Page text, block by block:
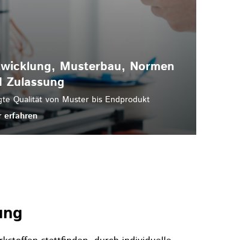
Musterbau, Normen
Zulassung
Qualität von Muster bis Endprodukt
erfahren